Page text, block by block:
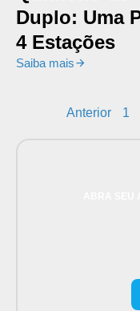
Duplo: Uma
4 Estações
Saiba mais
Anterior 1